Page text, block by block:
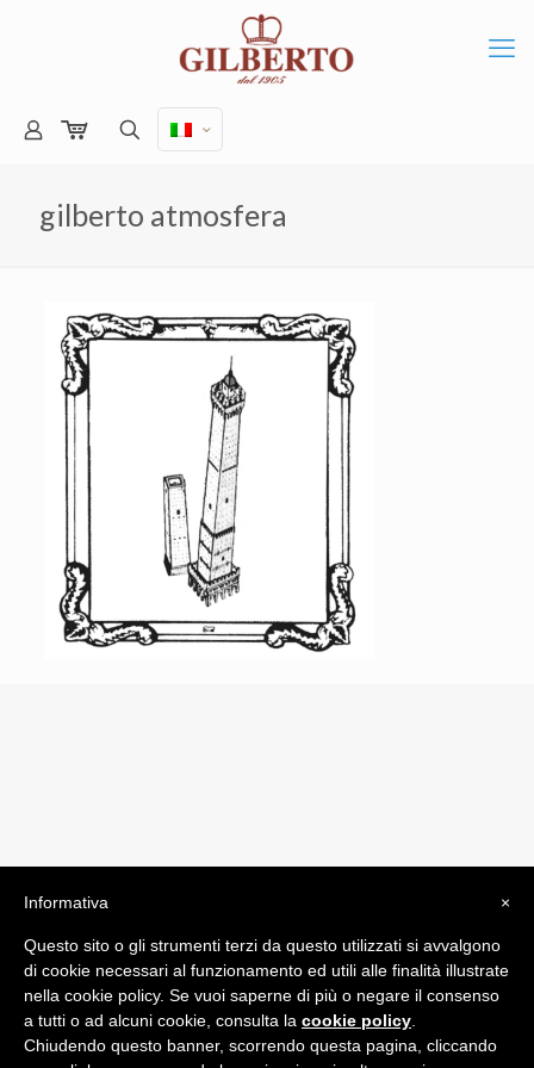
gilberto atmosfera
byComunicatori su Misura srl
Termini e Condizioni di Vendita - Terms and Conditions
ITA:
×
Informativa
Questo sito o gli strumenti terzi da questo utilizzati si avvalgono
di cookie necessari al funzionamento ed utili alle finalità illustrate
nella cookie policy. Se vuoi saperne di più o negare il consenso
a tutti o ad alcuni cookie, consulta la cookie policy
Chiudendo questo banner, scorrendo questa pagina, cliccando